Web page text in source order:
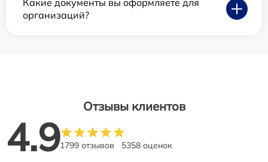
Какие документы вы оформляете для
организаций?
Отзывы клиентов
4.91799 отзывов 5358 оценок